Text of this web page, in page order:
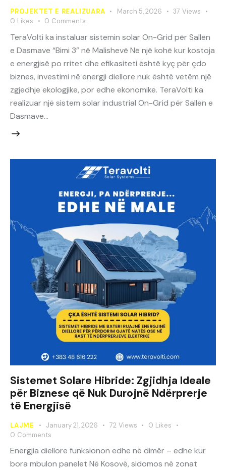
PROJEKTET E REALIZUARA March 5, 2026 37 Views
0 Likes 0 Comments
TeraVolti ka instaluar sistemin solar On-Grid për Sallën
e Dasmave “Bimi 3” në Malishevë Në një kohë kur kostoja
e energjisë po rritet dhe efikasiteti është kyç për çdo
biznes, investimi në energji diellore nuk është vetëm një
zgjedhje ekologjike, por edhe ekonomike. TeraVolti ka
realizuar një sistem solar industrial On-Grid për Sallën e
Dasmave…
Sistemet Solare Hibride: Zgjidhja Ideale
për Biznese që Nuk Durojnë Ndërprerje
të Energjisë
LAJME January 21, 2026 72 Views 0 Likes
0 Comments
Energjia diellore funksionon edhe në dimër – edhe kur
bora mbulon panelet Në Kosovë, sidomos në zonat